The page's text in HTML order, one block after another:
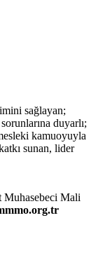
sağlayan;
duyarlı;
kamuoyuyla
sunan, lider
Mali